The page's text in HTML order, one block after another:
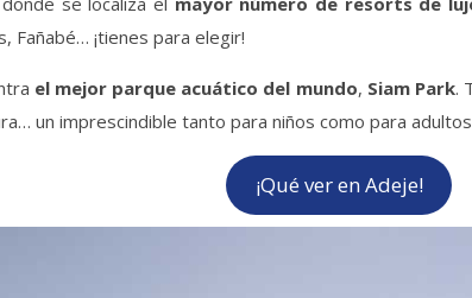
Fañabé… ¡tienes para elegir!
el mejor parque acuático del mundo, Siam Park.
un imprescindible tanto para niños como para
¡Qué ver en Adeje!